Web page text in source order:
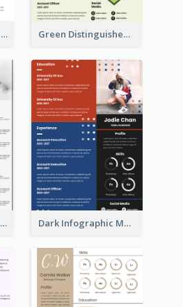
Minimalist Timeline Medical Student Resume Green Distinguished Resume
Creative Timeline Simple Resume Dark Infographic Marketing Assistant Resume